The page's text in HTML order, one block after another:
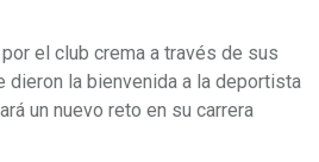
el club crema a través de sus
dieron la bienvenida a la deportista
un nuevo reto en su carrera